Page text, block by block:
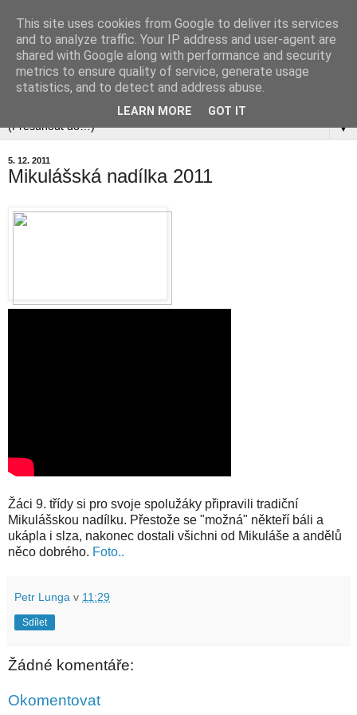
▼
5. 12. 2011
Mikulášská nadílka 2011
Žáci 9. třídy si pro svoje spolužáky připravili tradiční
Mikulášskou nadílku. Přestože se "možná" někteří báli a
ukápla i slza, nakonec dostali všichni od Mikuláše a andělů
něco dobrého. Foto..
Petr Lunga v 11:29
Sdílet
Žádné komentáře:
Okomentovat
This site uses cookies from Google to deliver its services
and to analyze traffic. Your IP address and user-agent are
shared with Google along with performance and security
metrics to ensure quality of service, generate usage
statistics, and to detect and address abuse.
LEARN MORE GOT IT